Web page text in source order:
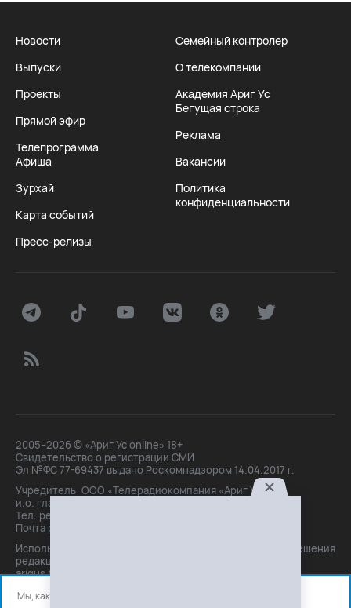
Новости
Выпуски
Проекты
Прямой эфир
Телепрограмма
Афиша
Зурхай
Карта событий
Пресс-релизы
Семейный контролер
О телекомпании
Академия Ариг Ус
Бегущая строка
Реклама
Вакансии
Политика
конфиденциальности
2005–2026 © «Ариг Ус online» 18+
Свидетельство о регистрации СМИ
Эл №ФС 77-69437 выдано Роскомнадзором 14.04.2017 г.
Учредитель: ООО «Телерадиокомпания «Ариг Ус»,
и.о. главного редактора: Маханова О.Б.
Тел. peдakции: +7(3012)21-30-14,
Почта peдakции: editor@arigus.tv
Использование материалов только с письменного разрешения
редакции. При цитировании прямая активная ссылка на
arigus.tv обязательна.
Мы, как и все используем файлы cookie и сервисы аналитики.